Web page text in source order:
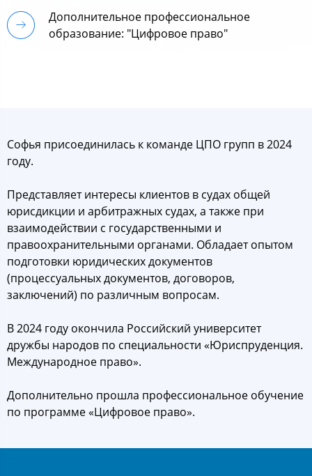
Дополнительное профессиональное
образование: "Цифровое право"
Софья присоединилась к команде ЦПО групп в 2024
году.
Представляет интересы клиентов в судах общей
юрисдикции и арбитражных судах, а также при
взаимодействии с государственными и
правоохранительными органами. Обладает опытом
подготовки юридических документов
(процессуальных документов, договоров,
заключений) по различным вопросам.
В 2024 году окончила Российский университет
дружбы народов по специальности «Юриспруденция.
Международное право».
Дополнительно прошла профессиональное обучение
по программе «Цифровое право».